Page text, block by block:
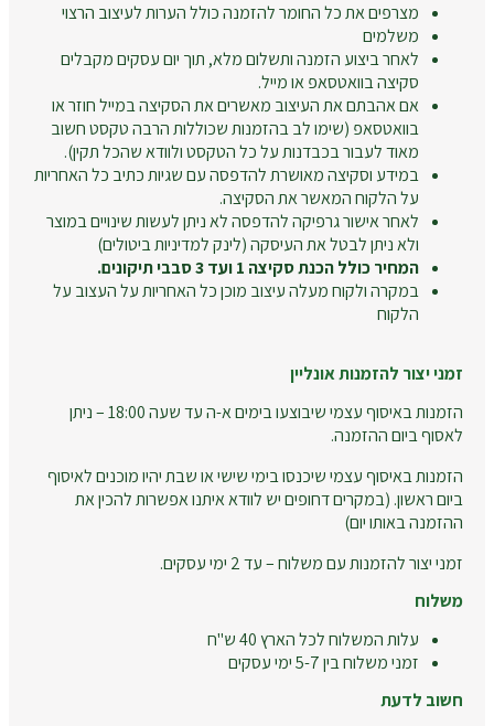
מצרפים את כל החומר להזמנה כולל הערות לעיצוב הרצוי
משלמים
לאחר ביצוע הזמנה ותשלום מלא, תוך יום עסקים מקבלים
סקיצה בוואטסאפ או מייל.
אם אהבתם את העיצוב מאשרים את הסקיצה במייל חוזר או
בוואטסאפ (שימו לב בהזמנות שכוללות הרבה טקסט חשוב
מאוד לעבור בכבדנות על כל הטקסט ולוודא שהכל תקין).
במידע וסקיצה מאושרת להדפסה עם שגיות כתיב כל האחריות
על הלקוח המאשר את הסקיצה.
לאחר אישור גרפיקה להדפסה לא ניתן לעשות שינויים במוצר
ולא ניתן לבטל את העיסקה (לינק למדיניות ביטולים)
המחיר כולל הכנת סקיצה 1 ועד 3 סבבי תיקונים.
במקרה ולקוח מעלה עיצוב מוכן כל האחריות על העצוב על
הלקוח
זמני יצור להזמנות אונליין
הזמנות באיסוף עצמי שיבוצעו בימים א-ה עד שעה 18:00 – ניתן
לאסוף ביום ההזמנה.
הזמנות באיסוף עצמי שיכנסו בימי שישי או שבת יהיו מוכנים לאיסוף
ביום ראשון. (במקרים דחופים יש לוודא איתנו אפשרות להכין את
ההזמנה באותו יום)
זמני יצור להזמנות עם משלוח – עד 2 ימי עסקים.
משלוח
עלות המשלוח לכל הארץ 40 ש"ח
זמני משלוח בין 5-7 ימי עסקים
חשוב לדעת